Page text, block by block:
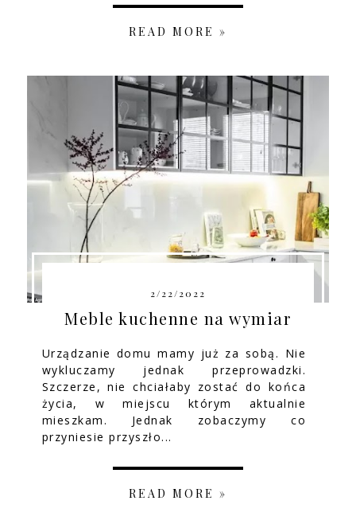
READ MORE »
2/22/2022
Meble kuchenne na wymiar
Urządzanie domu mamy już za sobą. Nie
wykluczamy jednak przeprowadzki.
Szczerze, nie chciałaby zostać do końca
życia, w miejscu którym aktualnie
mieszkam. Jednak zobaczymy co
przyniesie przyszło...
READ MORE »